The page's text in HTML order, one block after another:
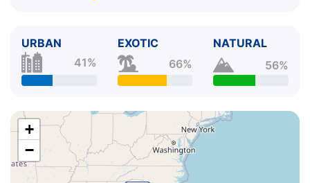
URBAN
41%
EXOTIC
66%
NATURAL
56%
+
−